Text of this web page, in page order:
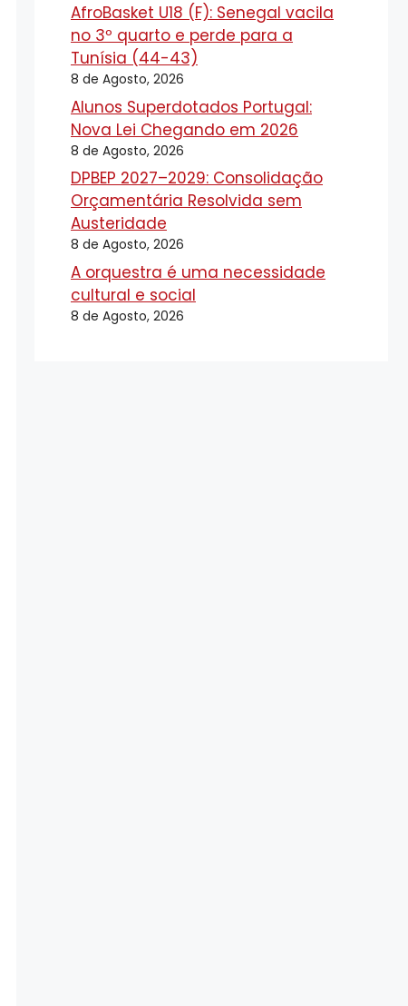
AfroBasket U18 (F): Senegal vacila
no 3º quarto e perde para a
Tunísia (44-43)
8 de Agosto, 2026
Alunos Superdotados Portugal:
Nova Lei Chegando em 2026
8 de Agosto, 2026
DPBEP 2027–2029: Consolidação
Orçamentária Resolvida sem
Austeridade
8 de Agosto, 2026
A orquestra é uma necessidade
cultural e social
8 de Agosto, 2026